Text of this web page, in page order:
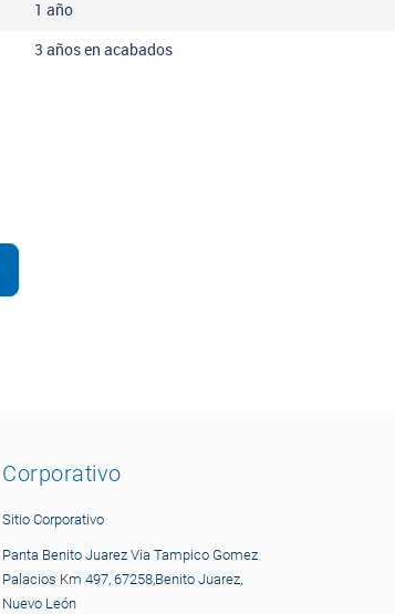
1 año
3 años en acabados
Corporativo
Sitio Corporativo
Panta Benito Juarez Via Tampico Gomez
Palacios Km 497, 67258,Benito Juarez,
Nuevo León